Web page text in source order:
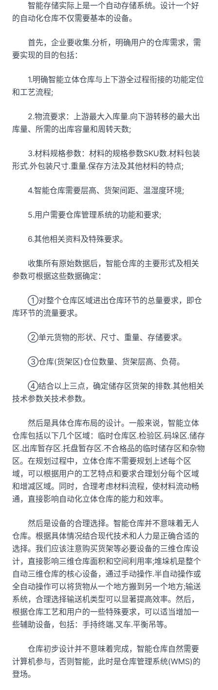
智能存储实际上是一个自动存储系统。设计一个好
的自动化仓库不仅需要基本的设备。
首先，企业要收集.分析，明确用户的仓库需求，需
要实现的目的包括：
1.明确智能立体仓库与上下游全过程衔接的功能定位
和工艺流程;
2.物流要求：上游最大入库量.向下游转移的最大出
库量、所需的出库容量和周转天数;
3.材料规格参数：材料的规格参数SKU数.材料包装
形式.外包装尺寸.重量.保存方法及其他材料的特点;
4.智能仓库需要层高、货架间距、温湿度环境;
5.用户需要仓库管理系统的功能和要求;
6.其他相关资料及特殊要求。
收集所有原始数据后，智能仓库的主要形式及相关
参数可根据这些数据确定：
①对整个仓库区域进出仓库环节的总量要求，即仓
库环节的流量要求。
②单元货物的形状、尺寸、重量、存储要求。
③仓库(货架区)仓位数量、货架层高、负荷。
④结合以上三点，确定储存区货架的排数.其他相关
技术参数关技术参数。
然后是具体仓库布局的设计。一般来说，智能立体
仓库包括以下几个区域：临时仓库区.检验区.码垛区.储存
区.出库暂存区.托盘暂存区.不合格品的临时储存区和杂物
区。在规划过程中，立体仓库不需要规划上述每个区
域，可以根据用户的工艺特点和要求合理划分每个区域
和增减区域。同时，合理考虑材料流程，使材料流动畅
通，直接影响自动化立体仓库的能力和效率。
然后是设备的合理选择。智能仓库并不意味着无人
仓库。根据具体情况结合现代技术和人力是正确合适的
选择。我们应该注意购买货架等必要设备的三维仓库设
计，直接影响三维仓库面积和空间利用率;堆垛机是整个
自动三维仓库的核心设备，通过手动操作.半自动操作或
全自动操作可以将货物从一个地方搬到另一个地方;输送
系统，合理选择输送机类型可以显著提高效率。然后，
根据仓库工艺和用户的一些特殊要求，可以适当增加一
些辅助设备，包括：手持终端.叉车.平衡吊等。
仓库初步设计并不意味着完成，智能仓库自然需要
计算机参与，否则智能，此时是仓库管理系统(WMS)的
登场。